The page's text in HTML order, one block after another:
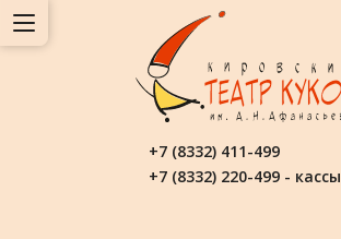
+7 (8332) 411-499
+7 (8332) 220-499 - кассы